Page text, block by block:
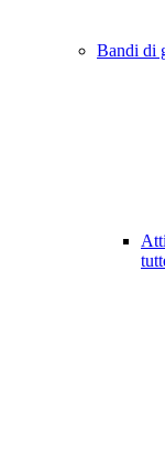
Bandi di